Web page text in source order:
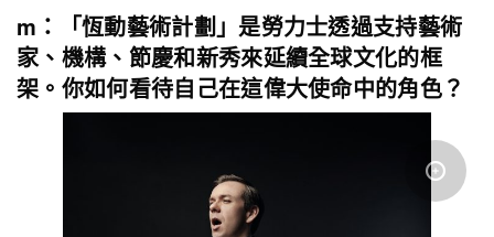
m：「恆動藝術計劃」是勞力士透過支持藝術
家、機構、節慶和新秀來延續全球文化的框
架。你如何看待自己在這偉大使命中的角色？